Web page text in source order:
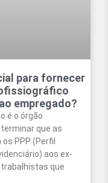
para fornecer
empregado?
é o órgão
que as
PPP (Perfil
aos ex-
que